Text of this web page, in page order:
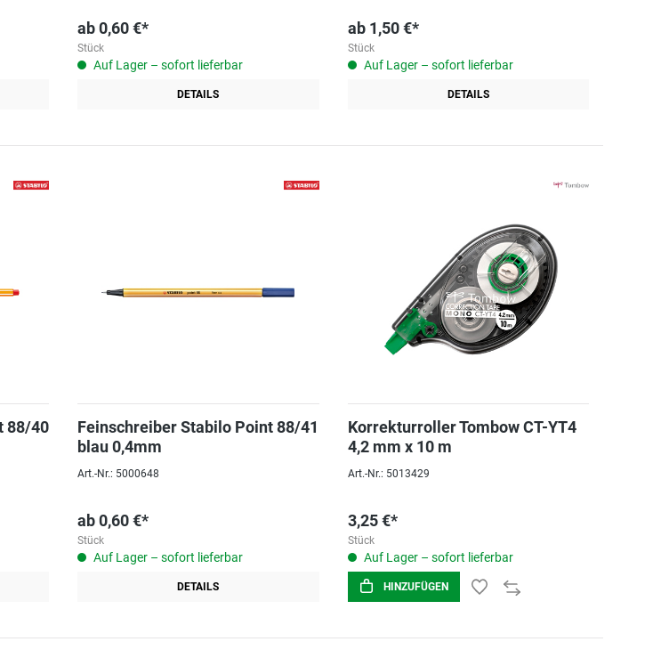
ab0,60 €*
Stück
Auf Lager – sofort lieferbar
DETAILS
ab 1,50 €*
Stück
Auf Lager – sofort lieferbar
DETAILS
88/40
Feinschreiber Stabilo Point 88/41
blau 0,4mm
Art.-Nr.: 5000648
ab0,60 €*
Stück
Auf Lager – sofort lieferbar
DETAILS
Korrekturroller Tombow CT-YT4
4,2 mm x 10 m
Art.-Nr.: 5013429
3,25 €*
Stück
Auf Lager – sofort lieferbar
HINZUFÜGEN